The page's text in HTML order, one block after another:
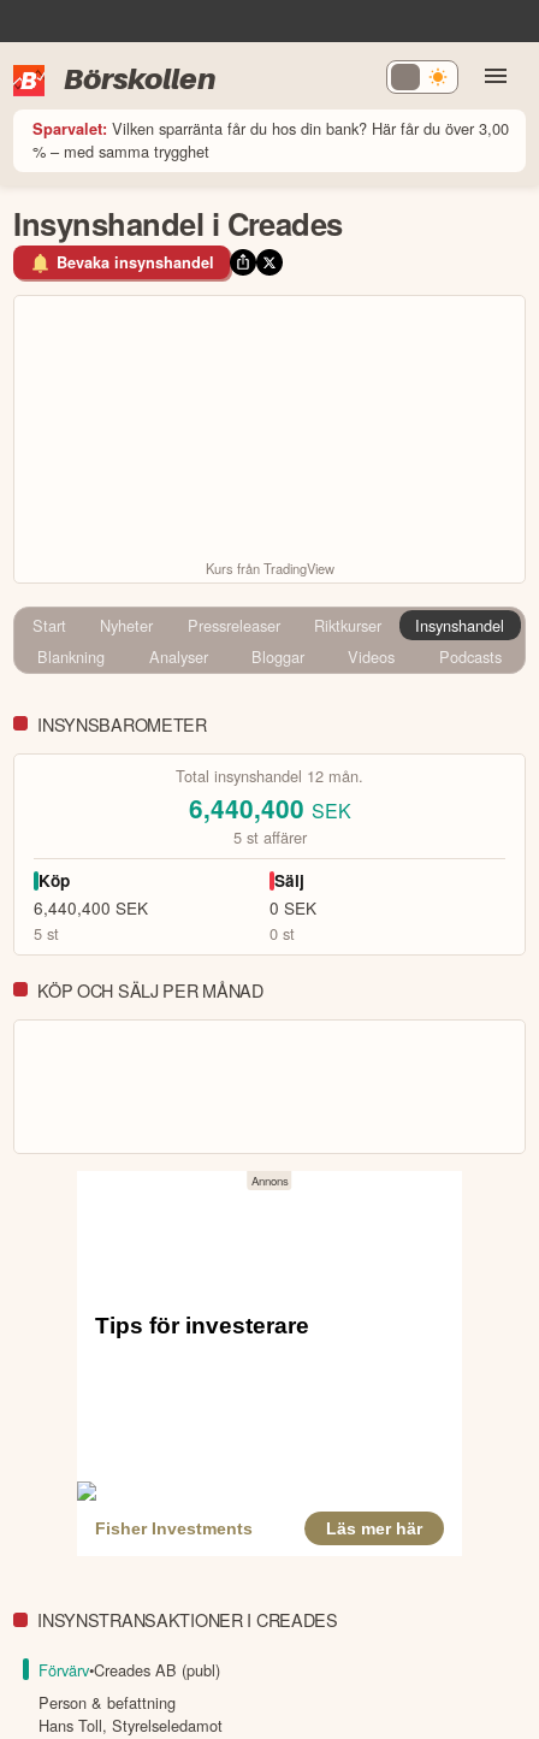
Börskollen
Sparvalet: Vilken sparränta får du hos din bank? Här får du över 3,00
% – med samma trygghet
Insynshandel i Creades
Bevaka insynshandel
Kurs från TradingView
Start Nyheter Pressreleaser Riktkurser
Insynshandel
Blankning
Analyser Bloggar Videos Podcasts
INSYNSBAROMETER
Total insynshandel 12 mån.
6,440,400 SEK
5st affärer
Köp
6,440,400 SEK
5 st
Sälj
0 SEK
0 st
KÖP OCH SÄLJ PER MÅNAD
INSYNSTRANSAKTIONER I CREADES
Förvärv•Creades AB (publ)
Person & befattning
Hans Toll,Styrelseledamot